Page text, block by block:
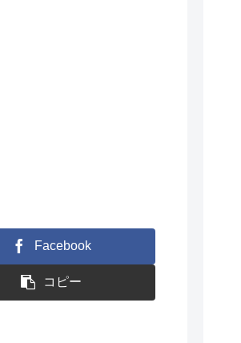
Facebook
コピー